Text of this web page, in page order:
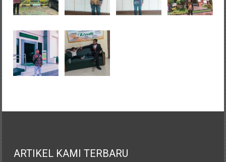
ARTIKEL KAMI TERBARU